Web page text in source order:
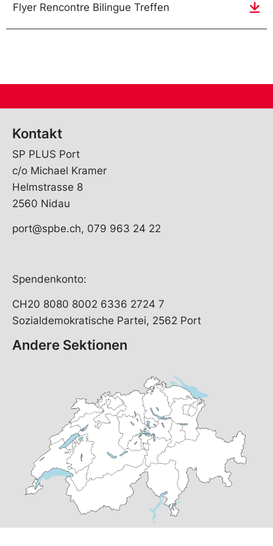
spectacle de danse
Tanzschule TeKi TeKua
/ compagnie de danse
Flyer Rencontre Bilingue Treffen
Kontakt
SP PLUS Port
c/o Michael Kramer
Helmstrasse 8
2560 Nidau
port@spbe.ch, 079 963 24 22
Spendenkonto:
CH20 8080 8002 6336 2724 7
Sozialdemokratische Partei, 2562 Port
Andere Sektionen